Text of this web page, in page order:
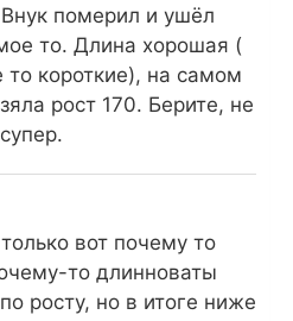
померил и ушёл
то. Длина хорошая (
то короткие), на самом
рост 170. Берите, не
вот почему то
то длинноваты
росту, но в итоге ниже